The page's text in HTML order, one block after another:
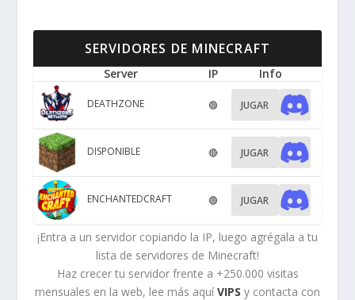
SERVIDORES DE MINECRAFT
Server IP Info
DEATHZONE 🟢 JUGAR
DISPONIBLE 🔴 JUGAR
ENCHANTEDCRAFT 🟢 JUGAR
¡Entra a un servidor copiando la IP, luego agrégala a tu
lista de servidores de Minecraft!
Haz crecer tu servidor frente a +250.000 visitas
mensuales en la web, lee más aquí VIPS y contacta con